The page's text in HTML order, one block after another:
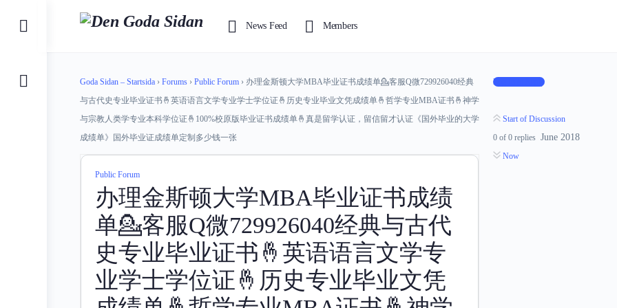
News Feed Members
Goda Sidan – Startsida › Forums › Public Forum › 办理金斯顿大学MBA毕业证书成绩单💁客服Q微729926040经典
与古代史专业毕业证书🤞英语语言文学专业学士学位证🤞历史专业毕业文凭成绩单🤞哲学专业MBA证书🤞神学
与宗教人类学专业本科学位证🤞100%校原版毕业证书成绩单🤞真是留学认证，留信留才认证《国外毕业的大学
成绩单》国外毕业证成绩单定制多少钱一张
Public Forum
办理金斯顿大学MBA毕业证书成绩
单💁客服Q微729926040经典与古代
史专业毕业证书🤞英语语言文学专
业学士学位证🤞历史专业毕业文凭
Log In to Reply
Start of Discussion
0 of 0 replies June 2018
Now